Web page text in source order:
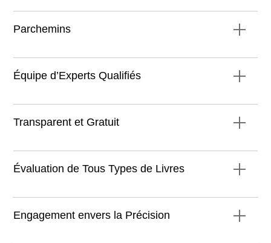
spectre de la spécialité
Parchemins
Équipe d’Experts Qualifiés
Transparent et Gratuit
Évaluation de Tous Types de Livres
Engagement envers la Précision